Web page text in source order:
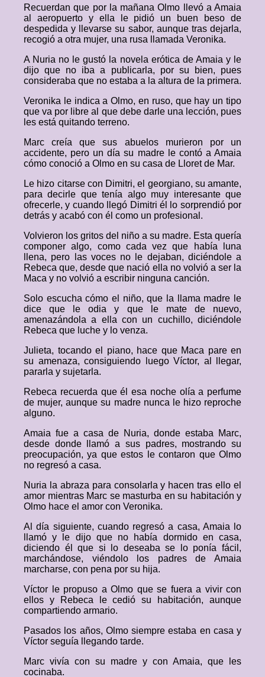
Recuerdan que por la mañana Olmo llevó a Amaia
al aeropuerto y ella le pidió un buen beso de
despedida y llevarse su sabor, aunque tras dejarla,
recogió a otra mujer, una rusa llamada Veronika.
A Nuria no le gustó la novela erótica de Amaia y le
dijo que no iba a publicarla, por su bien, pues
consideraba que no estaba a la altura de la primera.
Veronika le indica a Olmo, en ruso, que hay un tipo
que va por libre al que debe darle una lección, pues
les está quitando terreno.
Marc creía que sus abuelos murieron por un
accidente, pero un día su madre le contó a Amaia
cómo conoció a Olmo en su casa de Lloret de Mar.
Le hizo citarse con Dimitri, el georgiano, su amante,
para decirle que tenía algo muy interesante que
ofrecerle, y cuando llegó Dimitri él lo sorprendió por
detrás y acabó con él como un profesional.
Volvieron los gritos del niño a su madre. Esta quería
componer algo, como cada vez que había luna
llena, pero las voces no le dejaban, diciéndole a
Rebeca que, desde que nació ella no volvió a ser la
Maca y no volvió a escribir ninguna canción.
Solo escucha cómo el niño, que la llama madre le
dice que le odia y que le mate de nuevo,
amenazándola a ella con un cuchillo, diciéndole
Rebeca que luche y lo venza.
Julieta, tocando el piano, hace que Maca pare en
su amenaza, consiguiendo luego Víctor, al llegar,
pararla y sujetarla.
Rebeca recuerda que él esa noche olía a perfume
de mujer, aunque su madre nunca le hizo reproche
alguno.
Amaia fue a casa de Nuria, donde estaba Marc,
desde donde llamó a sus padres, mostrando su
preocupación, ya que estos le contaron que Olmo
no regresó a casa.
Nuria la abraza para consolarla y hacen tras ello el
amor mientras Marc se masturba en su habitación y
Olmo hace el amor con Veronika.
Al día siguiente, cuando regresó a casa, Amaia lo
llamó y le dijo que no había dormido en casa,
diciendo él que si lo deseaba se lo ponía fácil,
marchándose, viéndolo los padres de Amaia
marcharse, con pena por su hija.
Víctor le propuso a Olmo que se fuera a vivir con
ellos y Rebeca le cedió su habitación, aunque
compartiendo armario.
Pasados los años, Olmo siempre estaba en casa y
Víctor seguía llegando tarde.
Marc vivía con su madre y con Amaia, que les
cocinaba.